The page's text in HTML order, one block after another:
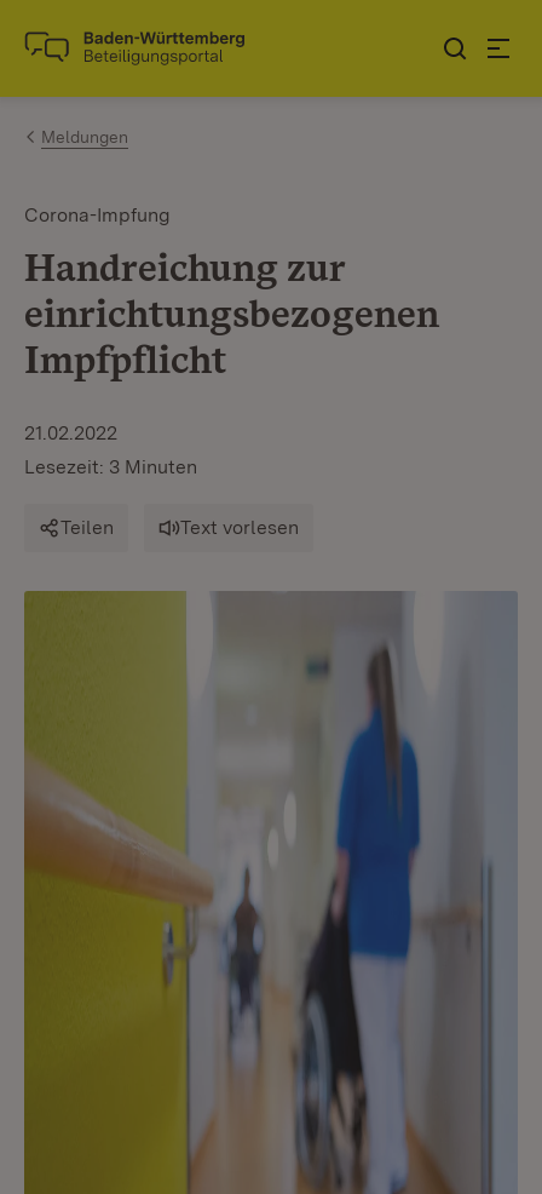
Zum Inhalt springen
Link zur Startseite
Meldungen
Corona-Impfung
Handreichung zur
einrichtungsbezogenen
Impfpflicht
21.02.2022
Lesezeit: 3 Minuten
Teilen Text vorlesen